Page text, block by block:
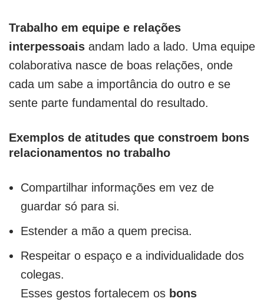
Trabalho em equipe e relações
interpessoais andam lado a lado. Uma equipe
colaborativa nasce de boas relações, onde
cada um sabe a importância do outro e se
sente parte fundamental do resultado.
Exemplos de atitudes que constroem bons
relacionamentos no trabalho
Compartilhar informações em vez de
guardar só para si.
Estender a mão a quem precisa.
Respeitar o espaço e a individualidade dos
colegas.
Esses gestos fortalecem os bons